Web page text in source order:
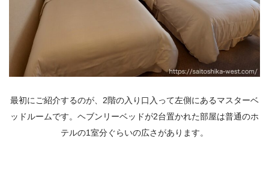
最初にご紹介するのが、2階の入り口入って左側にあるマスターベ
ッドルームです。ヘブンリーベッドが2台置かれた部屋は普通のホ
テルの1室分ぐらいの広さがあります。